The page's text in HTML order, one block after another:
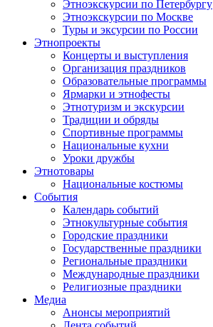
Этноэкскурсии по Петербургу
Этноэкскурсии по Москве
Туры и эксурсии по России
Этнопроекты
Концерты и выступления
Организация праздников
Образовательные программы
Ярмарки и этнофесты
Этнотуризм и экскурсии
Традиции и обряды
Спортивные программы
Национальные кухни
Уроки дружбы
Этнотовары
Национальные костюмы
События
Календарь событий
Этнокультурные события
Городские праздники
Государственные праздники
Региональные праздники
Международные праздники
Религиозные праздники
Медиа
Анонсы мероприятий